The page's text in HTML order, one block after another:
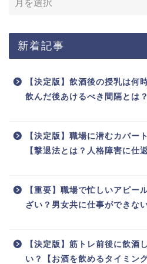
新着記事
【決定版】飲酒後の授乳は何
飲んだ後あけるべき間隔とは
【決定版】職場に潜むカバー
【撃退法とは？人格障害に仕
【重要】職場で忙しいアピー
ざい？男女共に仕事ができな
【決定版】筋トレ前後に飲酒
い？【お酒を飲めるタイミン